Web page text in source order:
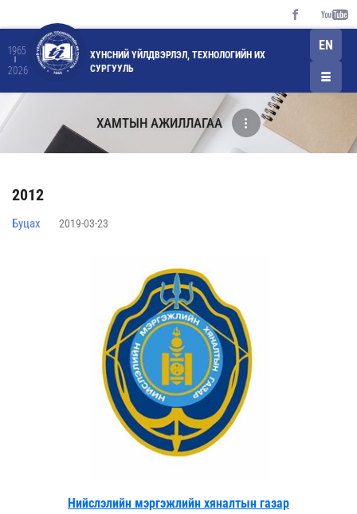
1965
2026
ХҮНСНИЙ ҮЙЛДВЭРЛЭЛ, ТЕХНОЛОГИЙН ИХ
СУРГУУЛЬ
EN
ХАМТЫН АЖИЛЛАГАА
2012
Буцах 2019-03-23
Нийслэлийн мэргэжлийн хяналтын газар